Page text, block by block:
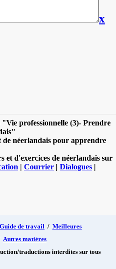
x
professionnelle (3)- Prendre
néerlandais pour apprendre
et d'exercices de néerlandais sur
| Courrier | Dialogues |
Guide de travail / Meilleures
Autres matières
traductions interdites sur tous